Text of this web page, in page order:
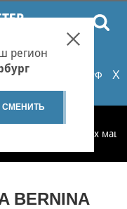
заказов на сайте
НУЦ Минцифры РФ
Подробнее...
X
регион
СМЕНИТЬ
бытовых швейных
BERNINA